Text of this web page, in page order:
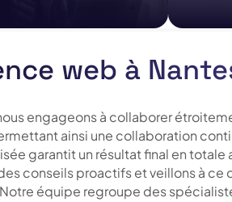
web à
engageons à collaborer
ainsi une collaboration
garantit un résultat final en
conseils proactifs et veillons à
équipe regroupe des